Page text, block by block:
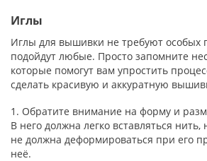
Иглы
Иглы для вышивки не требуют особых
подойдут любые. Просто запомните
которые помогут вам упростить
сделать красивую и аккуратную
1. Обратите внимание на форму и
В него должна легко вставляться
не должна деформироваться при его
неё.